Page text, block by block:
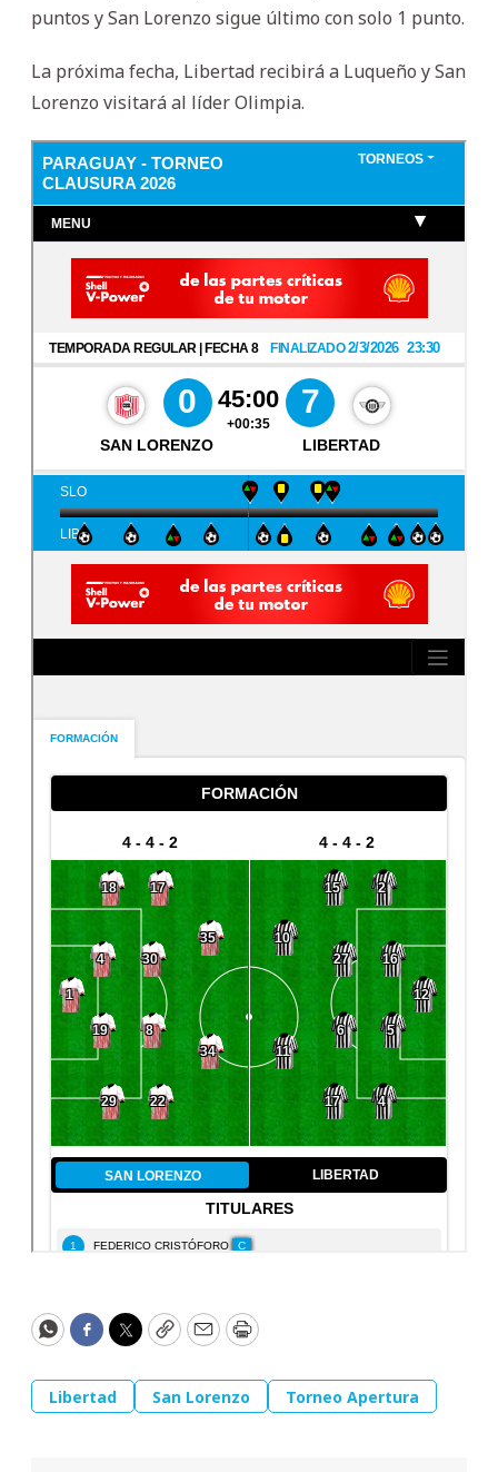
puntos y San Lorenzo sigue último con solo 1 punto.
La próxima fecha, Libertad recibirá a Luqueño y San
Lorenzo visitará al líder Olimpia.
WhatsApp
Facebook
Twitter
CopyEmailPrint
Libertad San Lorenzo Torneo Apertura